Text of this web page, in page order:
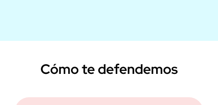
Cómo te defendemos